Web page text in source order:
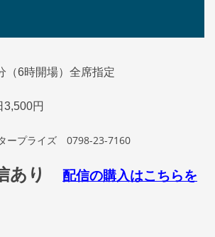
（6時開場）全席指定
円
ープライズ 0798-23-7160
あり
配信の購入はこちらを